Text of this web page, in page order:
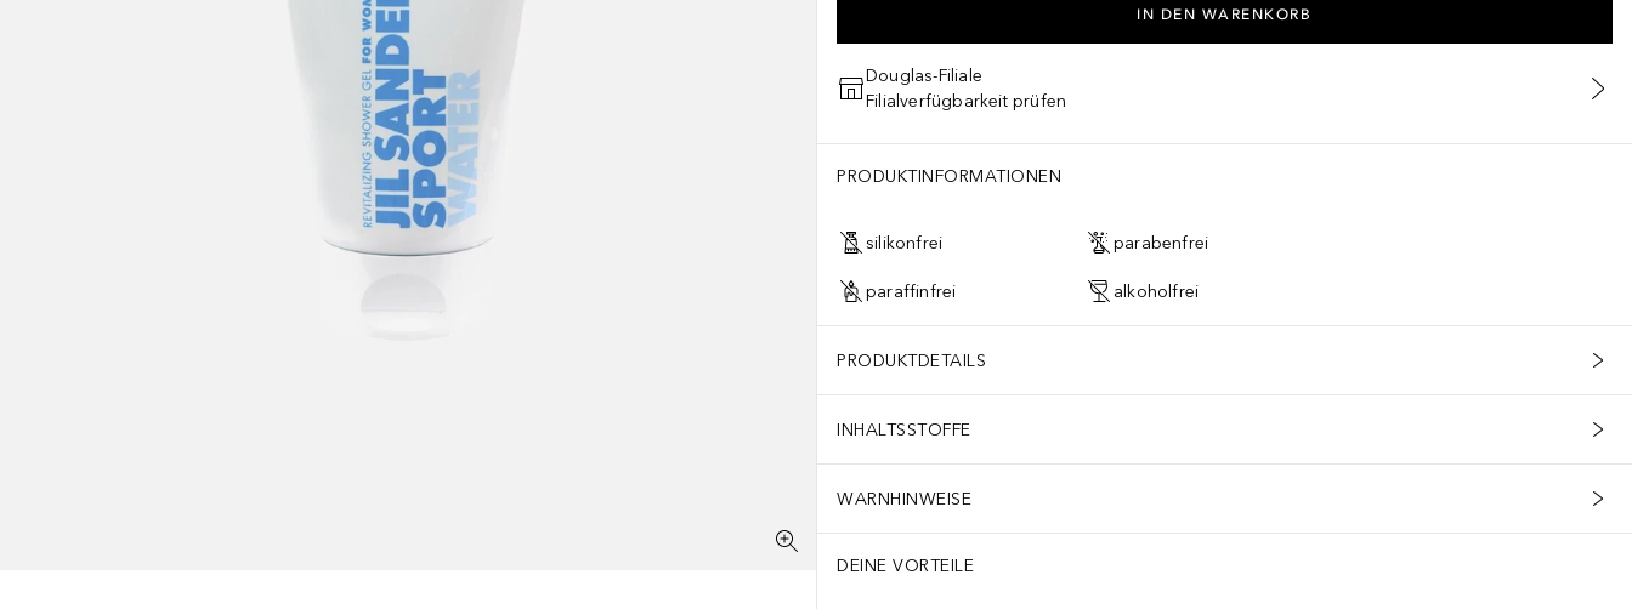
IN DEN WARENKORB
Douglas-Filiale
Filialverfügbarkeit prüfen
PRODUKTINFORMATIONEN
silikonfrei parabenfrei
paraffinfrei alkoholfrei
PRODUKTDETAILS
INHALTSSTOFFE
WARNHINWEISE
DEINE VORTEILE